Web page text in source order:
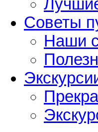
Советы
Наши